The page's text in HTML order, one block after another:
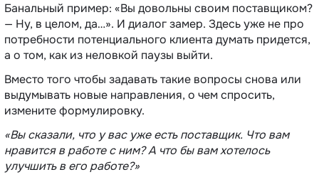
Банальный пример: «Вы довольны своим поставщиком?
— Ну, в целом, да…». И диалог замер. Здесь уже не про
потребности потенциального клиента думать придется,
а о том, как из неловкой паузы выйти.
Вместо того чтобы задавать такие вопросы снова или
выдумывать новые направления, о чем спросить,
измените формулировку.
«Вы сказали, что у вас уже есть поставщик. Что вам
нравится в работе с ним? А что бы вам хотелось
улучшить в его работе?»